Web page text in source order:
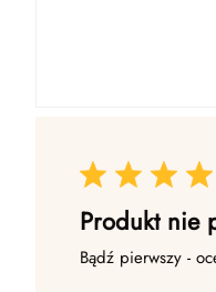
Produkt nie
Bądź pierwszy -